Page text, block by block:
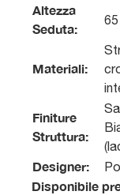
Altezza
Seduta:
Materiali:
Finiture
Struttura:
Designer:
Disponibile